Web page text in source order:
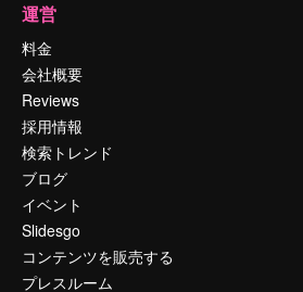
運営
料金
会社概要
Reviews
採用情報
検索トレンド
ブログ
イベント
Slidesgo
コンテンツを販売する
プレスルーム